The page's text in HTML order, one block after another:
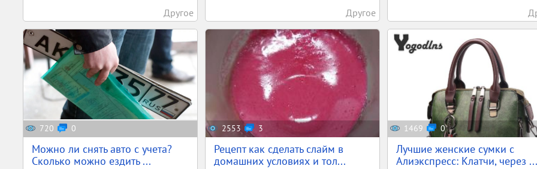
Другое Другое
720 0
Можно ли снять авто с учета?
Сколько можно ездить ...
2553 3
Рецепт как сделать слайм в
домашних условиях и тол...
1469 0
Лучшие женские сумки с
Алиэкспресс: Клатчи, через ...